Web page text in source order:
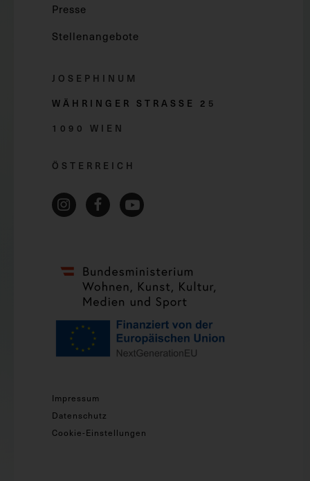
Presse
Stellenangebote
JOSEPHINUM
WÄHRINGER STRASSE 2 5
1090 WIEN
ÖSTERREICH
Impressum
Datenschutz
Cookie-Einstellungen